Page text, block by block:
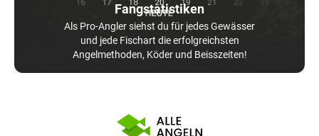
Fangstatistiken
Als Pro-Angler siehst du für jedes Gewässer
und jede Fischart die erfolgreichsten
Angelmethoden, Köder und Beisszeiten!